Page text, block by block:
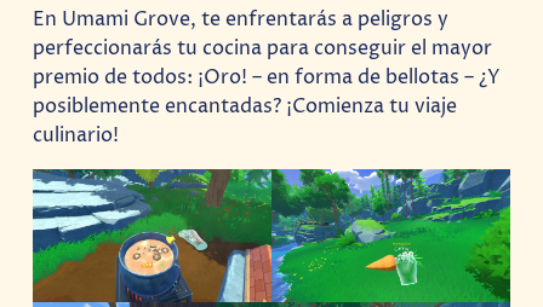
En Umami Grove, te enfrentarás a peligros y
perfeccionarás tu cocina para conseguir el mayor
premio de todos: ¡Oro! – en forma de bellotas – ¿Y
posiblemente encantadas? ¡Comienza tu viaje
culinario!